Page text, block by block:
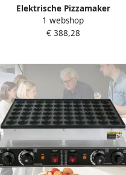
Elektrische Pizzamaker
Pannenkoekenmaker Oven Thuis
Pizza Bakken Instelbare
1 webshop
€ 388,28